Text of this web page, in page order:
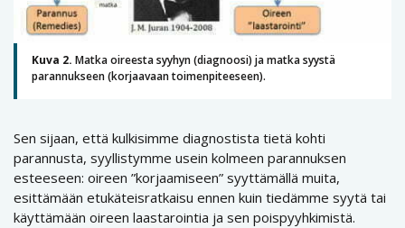
Kuva 2. Matka oireesta syyhyn (diagnoosi) ja matka syystä
parannukseen (korjaavaan toimenpiteeseen).
Sen sijaan, että kulkisimme diagnostista tietä kohti
parannusta, syyllistymme usein kolmeen parannuksen
esteeseen: oireen ”korjaamiseen” syyttämällä muita,
esittämään etukäteisratkaisu ennen kuin tiedämme syytä tai
käyttämään oireen laastarointia ja sen poispyyhkimistä.